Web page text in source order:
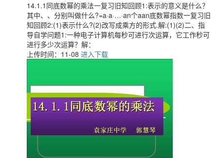
14.1.1同底数幂的乘法一复习旧知回顾1:表示的意义是什么？
其中、、分别叫做什么?=a·a·…·an个aan底数幂指数一复习旧
知回顾2:(1)表示什么?(2)改写成乘方的形式.解:(1)(2)二、指
导自学问题1:一种电子计算机每秒可进行次运算，它工作秒可
进行多少次运算？解：
上传时间：11-08 进入下载